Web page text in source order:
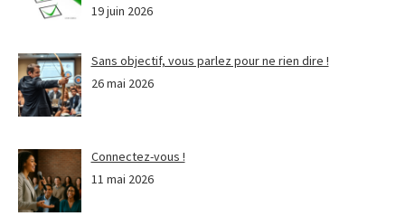
19 juin 2026
Sans objectif, vous parlez pour ne rien dire !
26 mai 2026
Connectez-vous !
11 mai 2026